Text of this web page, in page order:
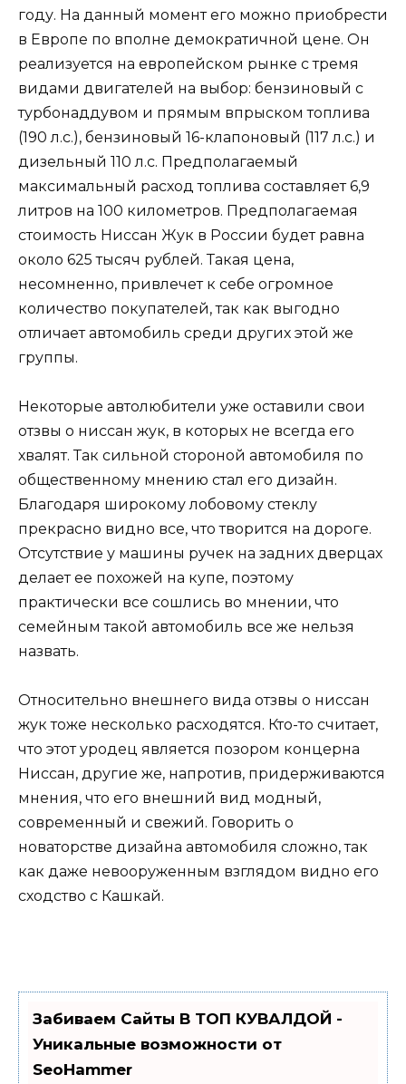
году. На данный момент его можно приобрести
в Европе по вполне демократичной цене. Он
реализуется на европейском рынке с тремя
видами двигателей на выбор: бензиновый с
турбонаддувом и прямым впрыском топлива
(190 л.с.), бензиновый 16-клапоновый (117 л.с.) и
дизельный 110 л.с. Предполагаемый
максимальный расход топлива составляет 6,9
литров на 100 километров. Предполагаемая
стоимость Ниссан Жук в России будет равна
около 625 тысяч рублей. Такая цена,
несомненно, привлечет к себе огромное
количество покупателей, так как выгодно
отличает автомобиль среди других этой же
группы.
Некоторые автолюбители уже оставили свои
отзвы о ниссан жук, в которых не всегда его
хвалят. Так сильной стороной автомобиля по
общественному мнению стал его дизайн.
Благодаря широкому лобовому стеклу
прекрасно видно все, что творится на дороге.
Отсутствие у машины ручек на задних дверцах
делает ее похожей на купе, поэтому
практически все сошлись во мнении, что
семейным такой автомобиль все же нельзя
назвать.
Относительно внешнего вида отзвы о ниссан
жук тоже несколько расходятся. Кто-то считает,
что этот уродец является позором концерна
Ниссан, другие же, напротив, придерживаются
мнения, что его внешний вид модный,
современный и свежий. Говорить о
новаторстве дизайна автомобиля сложно, так
как даже невооруженным взглядом видно его
сходство с Кашкай.
Забиваем Сайты В ТОП КУВАЛДОЙ -
Уникальные возможности от
SeoHammer